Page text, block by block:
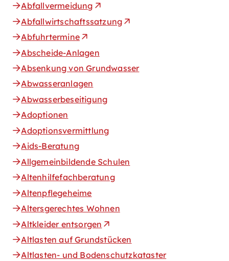
Abfallvermeidung
Abfallwirtschaftssatzung
Abfuhrtermine
Abscheide-Anlagen
Absenkung von Grundwasser
Abwasseranlagen
Abwasserbeseitigung
Adoptionen
Adoptionsvermittlung
Aids-Beratung
Allgemeinbildende Schulen
Altenhilfefachberatung
Altenpflegeheime
Altersgerechtes Wohnen
Altkleider entsorgen
Altlasten auf Grundstücken
Altlasten- und Bodenschutzkataster